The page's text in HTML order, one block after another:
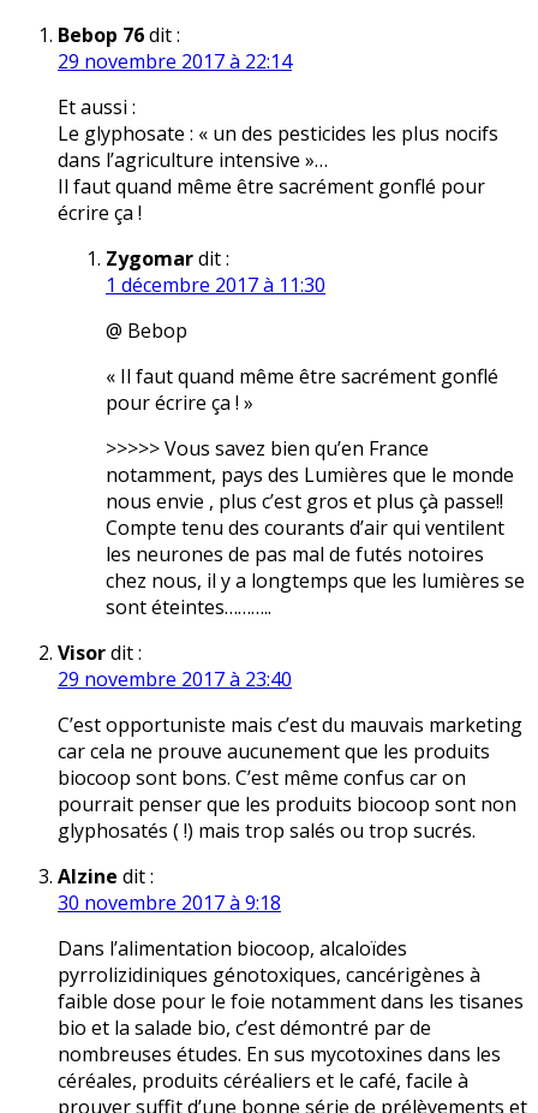
Bebop 76dit :
29 novembre 2017 à 22:14
Et aussi :
Le glyphosate : « un des pesticides les plus nocifs
dans l’agriculture intensive »…
Il faut quand même être sacrément gonflé pour
écrire ça !
Zygomardit :
1 décembre 2017 à 11:30
@ Bebop
« Il faut quand même être sacrément gonflé
pour écrire ça ! »
>>>>> Vous savez bien qu’en France
notamment, pays des Lumières que le monde
nous envie , plus c’est gros et plus çà passe!!
Compte tenu des courants d’air qui ventilent
les neurones de pas mal de futés notoires
chez nous, il y a longtemps que les lumières se
sont éteintes………..
Visordit :
29 novembre 2017 à 23:40
C’est opportuniste mais c’est du mauvais marketing
car cela ne prouve aucunement que les produits
biocoop sont bons. C’est même confus car on
pourrait penser que les produits biocoop sont non
glyphosatés ( !) mais trop salés ou trop sucrés.
Alzine dit :
30 novembre 2017 à 9:18
Dans l’alimentation biocoop, alcaloïdes
pyrrolizidiniques génotoxiques, cancérigènes à
faible dose pour le foie notamment dans les tisanes
bio et la salade bio, c’est démontré par de
nombreuses études. En sus mycotoxines dans les
céréales, produits céréaliers et le café, facile à
prouver suffit d’une bonne série de prélèvements et